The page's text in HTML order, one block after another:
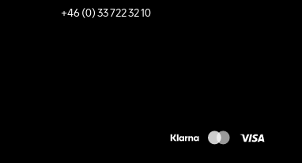
+46 (0) 33 722 32 10